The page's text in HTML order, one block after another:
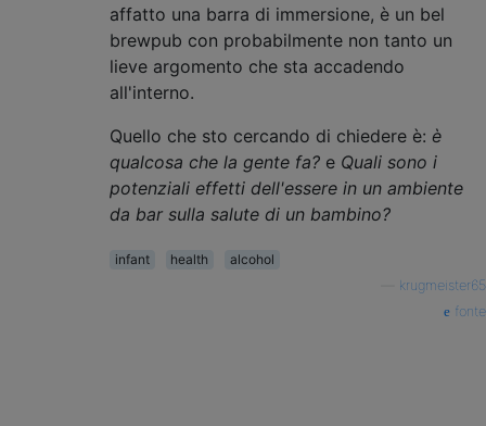
affatto una barra di immersione, è un bel
brewpub con probabilmente non tanto un
lieve argomento che sta accadendo
all'interno.
Quello che sto cercando di chiedere è: è
qualcosa che la gente fa? e Quali sono i
potenziali effetti dell'essere in un ambiente
da bar sulla salute di un bambino?
infant health
alcohol
krugmeister65
fonte